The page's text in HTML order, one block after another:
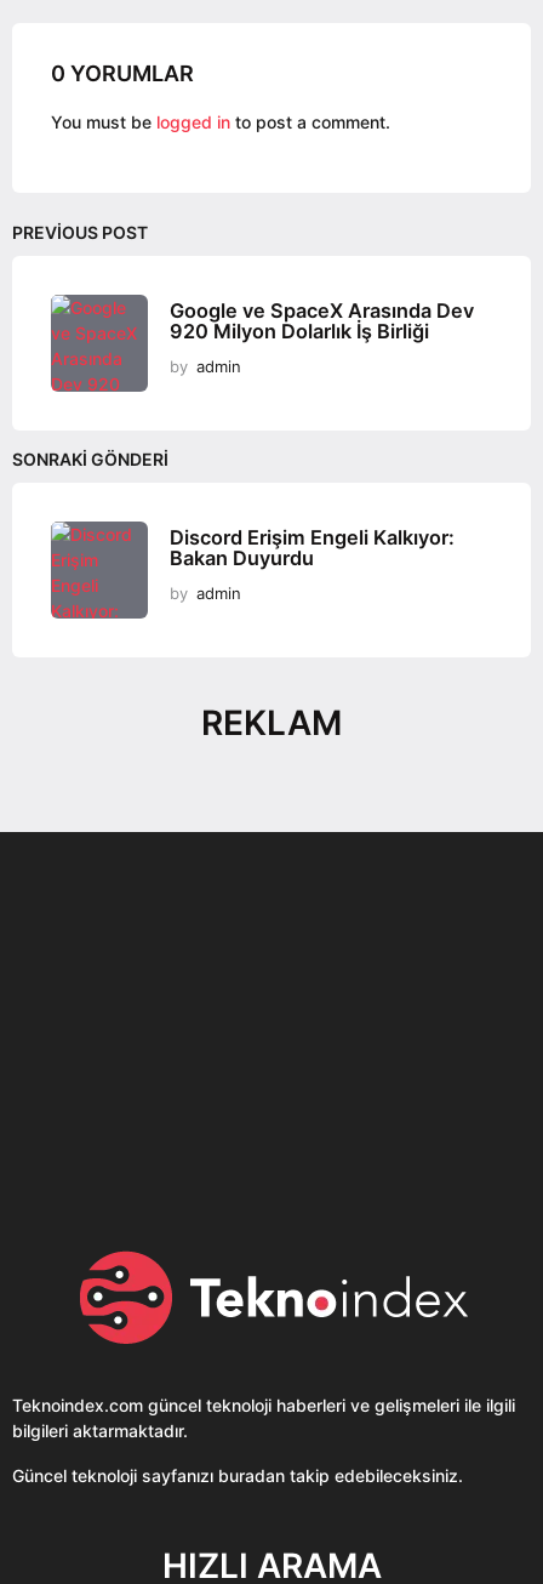
o
0 YORUMLAR
You must be logged in to post a comment.
PREVIOUS POST
Google ve SpaceX Arasında Dev
920 Milyon Dolarlık İş Birliği
by admin
SONRAKI GÖNDERI
Discord Erişim Engeli Kalkıyor:
Bakan Duyurdu
by admin
REKLAM
Teknoindex.com güncel teknoloji haberleri ve gelişmeleri ile ilgili
bilgileri aktarmaktadır.
Güncel teknoloji sayfanızı buradan takip edebileceksiniz.
HIZLI ARAMA